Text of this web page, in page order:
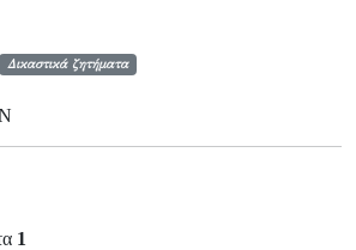
Δικαστικά ζητήματα
1